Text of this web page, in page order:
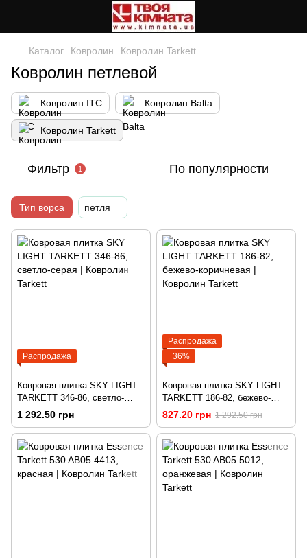
Каталог Ковролин Ковролин Tarkett
Ковролин петлевой
Ковролин ITC Ковролин Balta
Ковролин Tarkett
Фильтр 1 По популярности
Тип ворса петля
Распродажа
Ковровая плитка SKY LIGHT
TARKETT 346-86, светло-
серая
1 292.50 грн
Распродажа
−36%
Ковровая плитка SKY LIGHT
TARKETT 186-82, бежево-
коричневая
827.20 грн 1 292.50 грн